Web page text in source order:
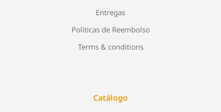
Entregas
Politicas de Reembolso
Terms & conditions
Catálogo